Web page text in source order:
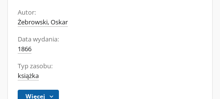
Autor:
Żebrowski, Oskar
Data wydania:
1866
Typ zasobu:
książka
Więcej